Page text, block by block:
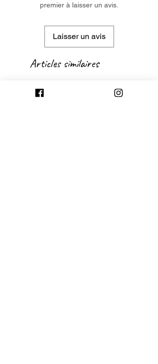
premier à laisser un avis.
Laisser un avis
Articles similaires